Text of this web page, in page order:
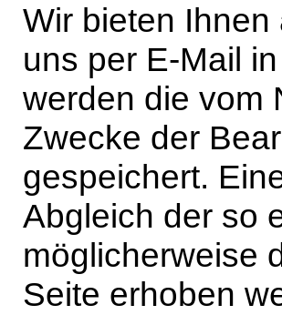
Wir bieten
uns per E-Mail
werden die vom
Zwecke der
gespeichert.
Abgleich der so
möglicherweise
Seite erhoben